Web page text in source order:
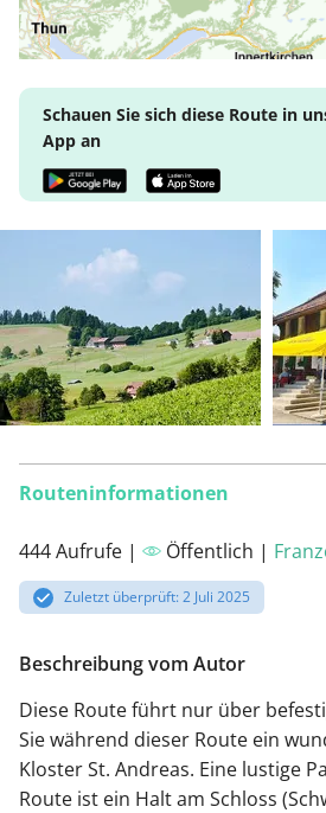
Schauen Sie sich diese Route in
App an
Routeninformationen
444 Aufrufe | Öffentlich |
Zuletzt überprüft: 2 Juli 2025
Beschreibung vom Autor
Diese Route führt nur über
Sie während dieser Route ein
Kloster St. Andreas. Eine lustige
Route ist ein Halt am Schloss